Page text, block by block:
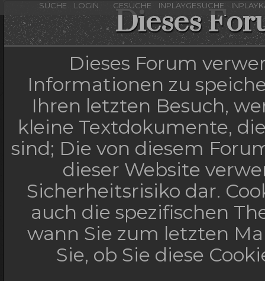
SUCHE LOGIN GESUCHE INPLAYGESUCHE
Dieses
Dieses Forum
Informationen zu
Ihren letzten Besuch,
kleine Textdokumente,
sind; Die von diesem
dieser Website
Sicherheitsrisiko dar.
auch die spezifischen
wann Sie zum letzten
Sie, ob Sie diese